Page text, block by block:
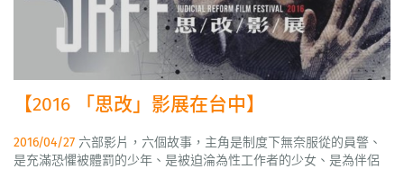
【2016 「思改」影展在台中】
2016/04/27 六部影片，六個故事，主角是制度下無奈服從的員警、
是充滿恐懼被體罰的少年、是被迫淪為性工作者的少女、是為伴侶